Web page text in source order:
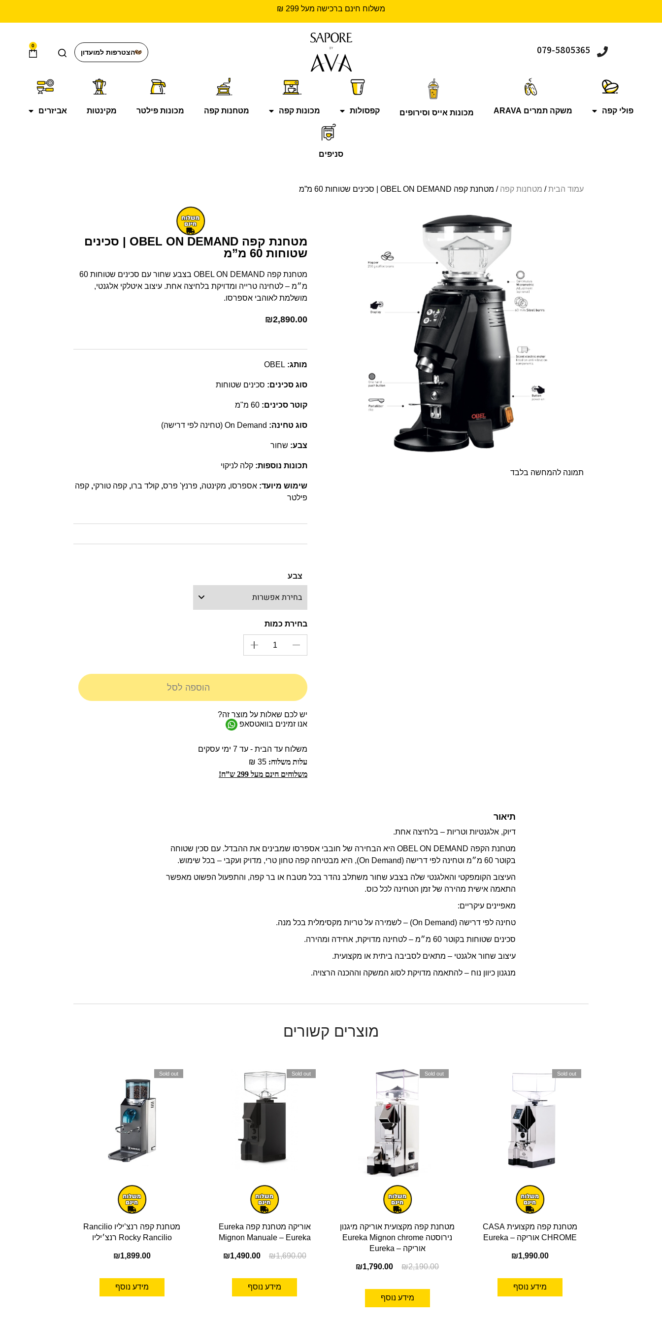
משלוח חינם ברכישה מעל 299 ₪
079-5805365 הצטרפות למועדון
0
פולי קפה משקה תמרים ARAVA מכונות אייס וסירופים קפסולות מכונות קפה מטחנות קפה מכונות פילטר מקינטות אביזרים
סניפים
עמוד הבית/ מטחנות קפה / מטחנת קפה OBEL ON DEMAND | סכינים שטוחות 60 מ”מ
תמונה להמחשה בלבד
מטחנת קפה OBEL ON DEMAND | סכינים
שטוחות 60 מ”מ
מטחנת קפה OBEL ON DEMAND בצבע שחור עם סכינים שטוחות 60
מ״מ – לטחינה טרייה ומדויקת בלחיצה אחת. עיצוב איטלקי אלגנטי,
מושלמת לאוהבי אספרסו.
₪2,890.00
מותג: OBEL
סוג סכינים: סכינים שטוחות
קוטר סכינים: 60 מ"מ
סוג טחינה: On Demand (טחינה לפי דרישה)
צבע: שחור
תכונות נוספות: קלה לניקוי
שימוש מיועד: אספרסו, מקינטה, פרנץ' פרס, קולד ברו, קפה טורקי, קפה
פילטר
צבע
הוספה לסל
יש לכם שאלות על מוצר זה?
אנו זמינים בוואטסאפ
משלוח עד הבית - עד 7 ימי עסקים
עלות משלוח:
משלוחים חינם מעל 299 ש”ח!
תיאור
דיוק, אלגנטיות וטריות – בלחיצה אחת.
מטחנת הקפה OBEL ON DEMAND היא הבחירה של חובבי אספרסו שמבינים את ההבדל. עם סכין שטוחה
בקוטר 60 מ״מ וטחינה לפי דרישה (On Demand), היא מבטיחה קפה טחון טרי, מדויק ועקבי – בכל שימוש.
העיצוב הקומפקטי והאלגנטי שלה בצבע שחור משתלב נהדר בכל מטבח או בר קפה, והתפעול הפשוט מאפשר
התאמה אישית מהירה של זמן הטחינה לכל כוס.
מאפיינים עיקריים:
טחינה לפי דרישה (On Demand) – לשמירה על טריות מקסימלית בכל מנה.
סכינים שטוחות בקוטר 60 מ״מ – לטחינה מדויקת, אחידה ומהירה.
עיצוב שחור אלגנטי – מתאים לסביבה ביתית או מקצועית.
מנגנון כיוון נוח – להתאמה מדויקת לסוג המשקה וההכנה הרצויה.
מוצרים קשורים
Sold out
מטחנת קפה מקצועית CASA
CHROME אוריקה – Eureka
₪1,990.00
מידע נוסף
Sold out
מטחנת קפה מקצועית אוריקה מיגנון
נירוסטה Eureka Mignon chrome
אוריקה – Eureka
₪2,190.00
₪1,790.00
מידע נוסף
Sold out
אוריקה מטחנת קפה Eureka
Mignon Manuale – Eureka
₪1,690.00
₪1,490.00
מידע נוסף
Sold out
מטחנת קפה רנצ’יליו Rancilio
Rocky Rancilio רנצ׳יליו
₪1,899.00
מידע נוסף